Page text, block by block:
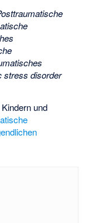
stress disorder
und